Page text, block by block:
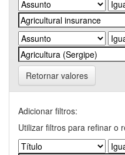
Retornar valores
Adicionar filtros:
Utilizar filtros para refinar o